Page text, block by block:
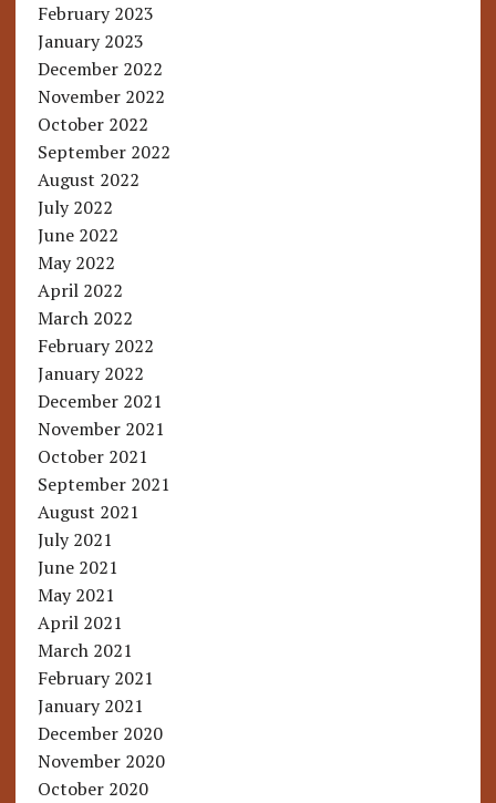
February 2023
January 2023
December 2022
November 2022
October 2022
September 2022
August 2022
July 2022
June 2022
May 2022
April 2022
March 2022
February 2022
January 2022
December 2021
November 2021
October 2021
September 2021
August 2021
July 2021
June 2021
May 2021
April 2021
March 2021
February 2021
January 2021
December 2020
November 2020
October 2020